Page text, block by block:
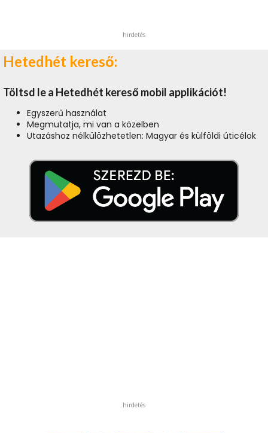
hirdetés
Hetedhét kereső:
Töltsd le a Hetedhét kereső mobil applikációt!
Egyszerű használat
Megmutatja, mi van a közelben
Utazáshoz nélkülözhetetlen: Magyar és külföldi úticélok
hirdetés